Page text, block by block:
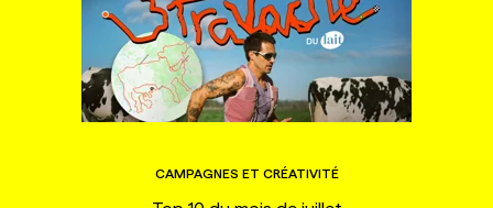
CAMPAGNES ET CRÉATIVITÉ